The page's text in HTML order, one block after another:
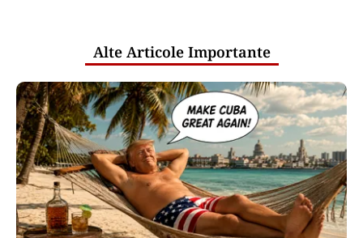
Alte Articole Importante